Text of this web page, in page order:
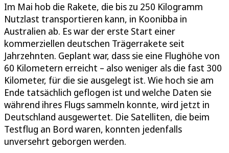
Im Mai hob die Rakete, die bis zu 250 Kilogramm
Nutzlast transportieren kann, in Koonibba in
Australien ab. Es war der erste Start einer
kommerziellen deutschen Trägerrakete seit
Jahrzehnten. Geplant war, dass sie eine Flughöhe von
60 Kilometern erreicht – also weniger als die fast 300
Kilometer, für die sie ausgelegt ist. Wie hoch sie am
Ende tatsächlich geflogen ist und welche Daten sie
während ihres Flugs sammeln konnte, wird jetzt in
Deutschland ausgewertet. Die Satelliten, die beim
Testflug an Bord waren, konnten jedenfalls
unversehrt geborgen werden.